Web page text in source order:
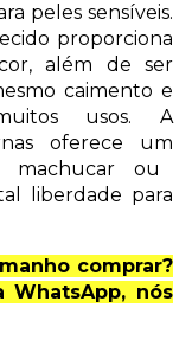
peles sensíveis.
proporciona
além de ser
caimento e
usos. A
oferece um
machucar ou
liberdade para
comprar?
WhatsApp, nós